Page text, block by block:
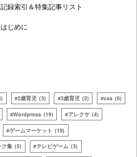
録索引＆特集記事リスト
じめに
2歳育児 (3) 3歳育児 (2) css (6)
Wordpress (19) アレクサ (4)
ゲームマーケット (19)
ク集 (5) テレビゲーム (3)